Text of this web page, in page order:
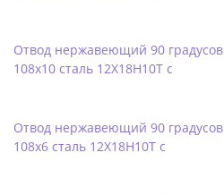
Отвод нержавеющий 90 градусов
108х10 сталь 12Х18Н10Т с
Отвод нержавеющий 90 градусов
108х6 сталь 12Х18Н10Т с